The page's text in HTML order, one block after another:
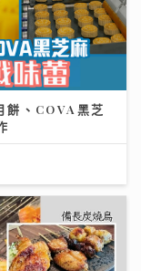
餅、COVA黑芝